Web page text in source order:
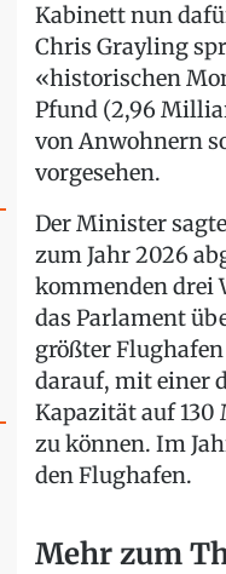
Kabinett nun
Chris Grayling
«historischen
Pfund (2,96
von Anwohnern
vorgesehen.
Der Minister
zum Jahr 2026
kommenden drei
das Parlament
größter
darauf, mit einer
Kapazität auf 130
zu können. Im
den Flughafen.
Mehr zum